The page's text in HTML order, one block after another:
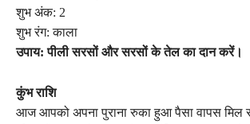
शुभ अंक: 2
शुभ रंग: काला
उपाय: पीली सरसों और सरसों के तेल का दान करें।
कुंभ राशि
आज आपको अपना पुराना रुका हुआ पैसा वापस मिल